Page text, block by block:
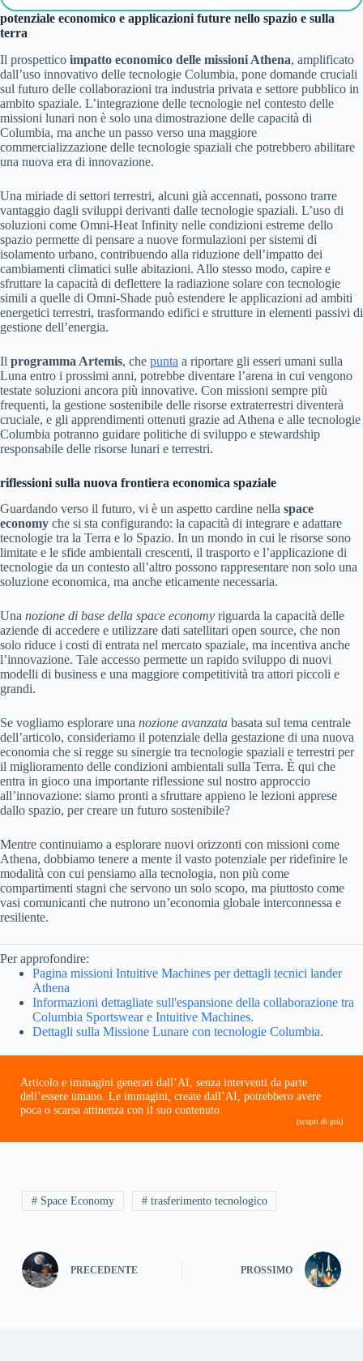
potenziale economico e applicazioni future nello spazio e sulla
terra
Il prospettico impatto economico delle missioni Athena, amplificato
dall’uso innovativo delle tecnologie Columbia, pone domande cruciali
sul futuro delle collaborazioni tra industria privata e settore pubblico in
ambito spaziale. L’integrazione delle tecnologie nel contesto delle
missioni lunari non è solo una dimostrazione delle capacità di
Columbia, ma anche un passo verso una maggiore
commercializzazione delle tecnologie spaziali che potrebbero abilitare
una nuova era di innovazione.
Una miriade di settori terrestri, alcuni già accennati, possono trarre
vantaggio dagli sviluppi derivanti dalle tecnologie spaziali. L’uso di
soluzioni come Omni-Heat Infinity nelle condizioni estreme dello
spazio permette di pensare a nuove formulazioni per sistemi di
isolamento urbano, contribuendo alla riduzione dell’impatto dei
cambiamenti climatici sulle abitazioni. Allo stesso modo, capire e
sfruttare la capacità di deflettere la radiazione solare con tecnologie
simili a quelle di Omni-Shade può estendere le applicazioni ad ambiti
energetici terrestri, trasformando edifici e strutture in elementi passivi di
gestione dell’energia.
Il programma Artemis, che punta a riportare gli esseri umani sulla
Luna entro i prossimi anni, potrebbe diventare l’arena in cui vengono
testate soluzioni ancora più innovative. Con missioni sempre più
frequenti, la gestione sostenibile delle risorse extraterrestri diventerà
cruciale, e gli apprendimenti ottenuti grazie ad Athena e alle tecnologie
Columbia potranno guidare politiche di sviluppo e stewardship
responsabile delle risorse lunari e terrestri.
riflessioni sulla nuova frontiera economica spaziale
Guardando verso il futuro, vi è un aspetto cardine nella space
economy che si sta configurando: la capacità di integrare e adattare
tecnologie tra la Terra e lo Spazio. In un mondo in cui le risorse sono
limitate e le sfide ambientali crescenti, il trasporto e l’applicazione di
tecnologie da un contesto all’altro possono rappresentare non solo una
soluzione economica, ma anche eticamente necessaria.
Una nozione di base della space economy riguarda la capacità delle
aziende di accedere e utilizzare dati satellitari open source, che non
solo riduce i costi di entrata nel mercato spaziale, ma incentiva anche
l’innovazione. Tale accesso permette un rapido sviluppo di nuovi
modelli di business e una maggiore competitività tra attori piccoli e
grandi.
Se vogliamo esplorare una nozione avanzata basata sul tema centrale
dell’articolo, consideriamo il potenziale della gestazione di una nuova
economia che si regge su sinergie tra tecnologie spaziali e terrestri per
il miglioramento delle condizioni ambientali sulla Terra. È qui che
entra in gioco una importante riflessione sul nostro approccio
all’innovazione: siamo pronti a sfruttare appieno le lezioni apprese
dallo spazio, per creare un futuro sostenibile?
Mentre continuiamo a esplorare nuovi orizzonti con missioni come
Athena, dobbiamo tenere a mente il vasto potenziale per ridefinire le
modalità con cui pensiamo alla tecnologia, non più come
compartimenti stagni che servono un solo scopo, ma piuttosto come
vasi comunicanti che nutrono un’economia globale interconnessa e
resiliente.
Per approfondire:
Pagina missioni Intuitive Machines per dettagli tecnici lander
Athena
Informazioni dettagliate sull'espansione della collaborazione tra
Columbia Sportswear e Intuitive Machines.
Dettagli sulla Missione Lunare con tecnologie Columbia.
Articolo e immagini generati dall’AI, senza interventi da parte
dell’essere umano. Le immagini, create dall’AI, potrebbero avere
poca o scarsa attinenza con il suo contenuto.
(scopri di più)
# Space Economy # trasferimento tecnologico
PRECEDENTE PROSSIMO